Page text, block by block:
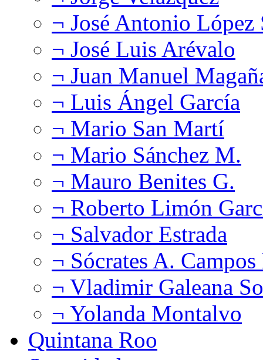
¬ José Antonio López
¬ José Luis Arévalo
¬ Juan Manuel
¬ Luis Ángel García
¬ Mario San Martí
¬ Mario Sánchez M.
¬ Mauro Benites G.
¬ Roberto Limón
¬ Salvador Estrada
¬ Sócrates A.
¬ Vladimir Galeana
¬ Yolanda Montalvo
Quintana Roo